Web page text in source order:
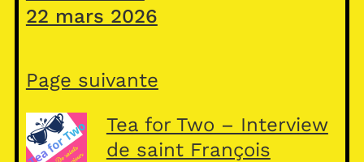
22 mars 2026
Page suivante
Tea for Two – Interview
de saint François